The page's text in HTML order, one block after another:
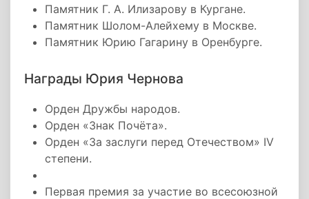
Памятник Г. А. Илизарову в Кургане.
Памятник Шолом-Алейхему в Москве.
Памятник Юрию Гагарину в Оренбурге.
Награды Юрия Чернова
Орден Дружбы народов.
Орден «Знак Почёта».
Орден «За заслуги перед Отечеством» IV
степени.
Первая премия за участие во всесоюзной